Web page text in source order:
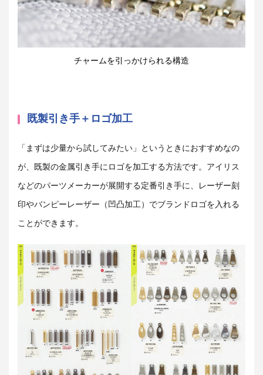
チャームを引っかけられる構造
既製引き手＋ロゴ加工
「まずは少量から試してみたい」というときにおすすめなの
が、既製の金属引き手にロゴを加工する方法です。アイリス
などのパーツメーカーが展開する定番引き手に、レーザー刻
印やバンピーレーザー（凹凸加工）でブランドロゴを入れる
ことができます。